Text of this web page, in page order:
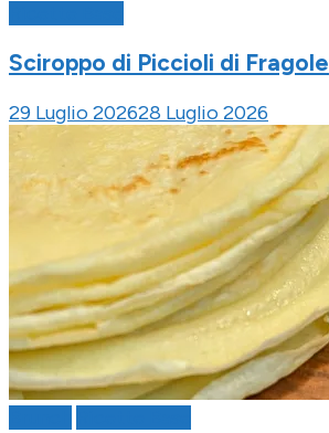
Sciroppo di Piccioli di Fragole
29 Luglio 202628 Luglio 2026